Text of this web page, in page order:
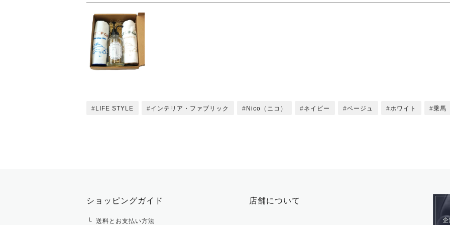
LIFE STYLE インテリア・ファブリック Nico（ニコ） ネイビー ベージュ ホワイト 乗馬
ショッピングガイド
送料とお支払い方法
店舗について